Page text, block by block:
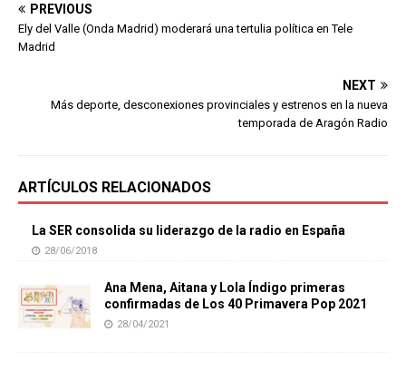
PREVIOUS
Ely del Valle (Onda Madrid) moderará una tertulia política en Tele
Madrid
NEXT
Más deporte, desconexiones provinciales y estrenos en la nueva
temporada de Aragón Radio
ARTÍCULOS RELACIONADOS
La SER consolida su liderazgo de la radio en España
28/06/2018
Ana Mena, Aitana y Lola Índigo primeras
confirmadas de Los 40 Primavera Pop 2021
28/04/2021